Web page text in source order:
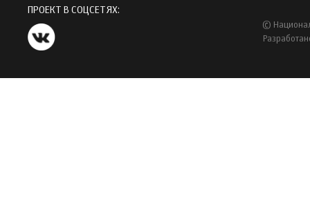
ПРОЕКТ В СОЦСЕТЯХ:
©